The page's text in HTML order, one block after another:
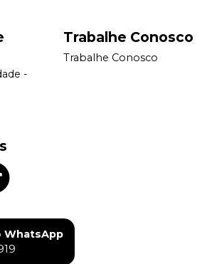
-
Trabalhe Conosco
Trabalhe Conosco
WhatsApp